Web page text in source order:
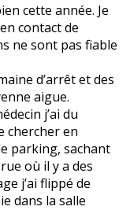
cette année. Je
contact de
ne sont pas fiable
d’arrêt et des
aigue.
j’ai du
chercher en
parking, sachant
où il y a des
j’ai flippé de
dans la salle